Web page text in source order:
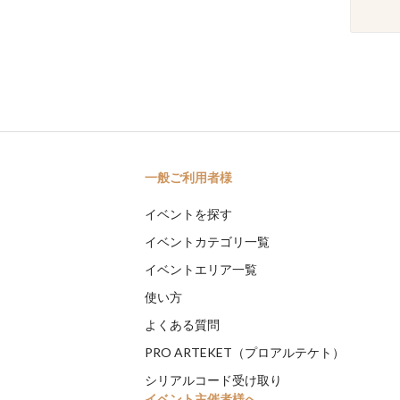
一般ご利用者様
イベントを探す
イベントカテゴリ一覧
イベントエリア一覧
使い方
よくある質問
PRO ARTEKET（プロアルテケト）
シリアルコード受け取り